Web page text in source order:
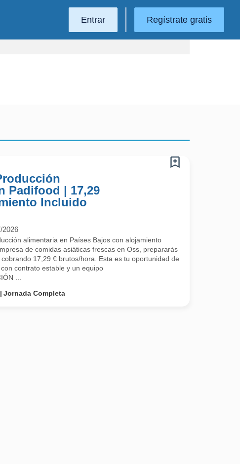
Entrar Regístrate gratis
Padifood | 17,29
Incluido
2026
alimentaria en Países Bajos con alojamiento
de comidas asiáticas frescas en Oss, prepararás
17,29 € brutos/hora. Esta es tu oportunidad de
contrato estable y un equipo
...
Jornada Completa